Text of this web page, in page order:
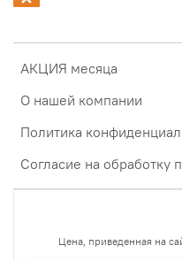
АКЦИЯ месяца
О нашей компании
Политика
Согласие на обработку
Цена, приведенная на